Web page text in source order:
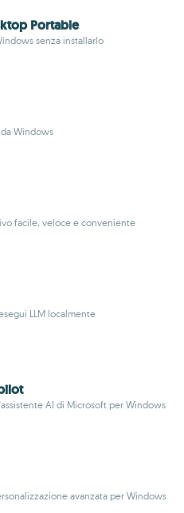
Portable
senza installarlo
Windows
facile, veloce e conveniente
LLM localmente
AI di Microsoft per Windows
avanzata per Windows